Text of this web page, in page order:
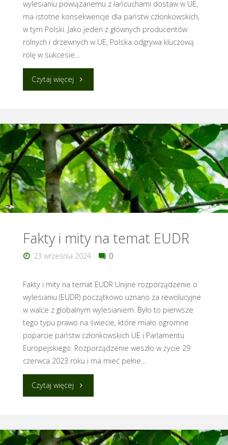
Polsce
w
świetle
globalnych
wyzwań"
wylesianiu powiązanemu z łańcuchami dostaw w UE,
ma istotne konsekwencje dla państw członkowskich,
w tym Polski. Jako jeden z głównych producentów
rolnych i drzewnych w UE, Polska odgrywa kluczową
rolę w sukcesie…
Czytaj więcej "Wdrażanie
EUDR
w
Polsce:
Wyzwania
i
Szanse"
Fakty i mity na temat EUDR
23 września 2024 0
Fakty i mity na temat EUDR Unijne rozporządzenie o
wylesianiu (EUDR) początkowo uznano za rewolucyjne
w walce z globalnym wylesianiem. Było to pierwsze
tego typu prawo na świecie, które miało ogromne
poparcie państw członkowskich UE i Parlamentu
Europejskiego. Rozporządzenie weszło w życie 29
czerwca 2023 roku i ma mieć pełne…
Czytaj więcej "Fakty
mity